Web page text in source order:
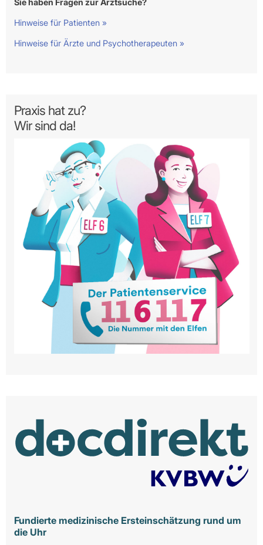
Sie haben Fragen zur Arztsuche?
Hinweise für Patienten »
Hinweise für Ärzte und Psychotherapeuten »
Praxis hat zu?
Wir sind da!
Fundierte medizinische Ersteinschätzung rund um
die Uhr